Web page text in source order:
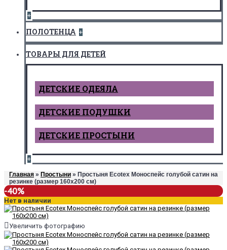
+
ПОЛОТЕНЦА +
ТОВАРЫ ДЛЯ ДЕТЕЙ
ДЕТCКИЕ ОДЕЯЛА
ДЕТСКИЕ ПОДУШКИ
ДЕТСКИЕ ПРОСТЫНИ
+
Главная » Простыни » Простыня Ecotex Моноспейс голубой сатин на
резинке (размер 160х200 см)
-40%
Нет в наличии
Увеличить фотографию